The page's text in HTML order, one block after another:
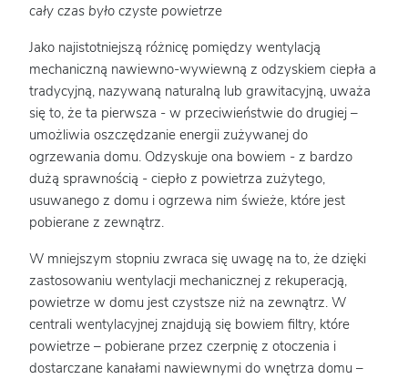
cały czas było czyste powietrze
Jako najistotniejszą różnicę pomiędzy wentylacją
mechaniczną nawiewno-wywiewną z odzyskiem ciepła a
tradycyjną, nazywaną naturalną lub grawitacyjną, uważa
się to, że ta pierwsza - w przeciwieństwie do drugiej –
umożliwia oszczędzanie energii zużywanej do
ogrzewania domu. Odzyskuje ona bowiem - z bardzo
dużą sprawnością - ciepło z powietrza zużytego,
usuwanego z domu i ogrzewa nim świeże, które jest
pobierane z zewnątrz.
W mniejszym stopniu zwraca się uwagę na to, że dzięki
zastosowaniu wentylacji mechanicznej z rekuperacją,
powietrze w domu jest czystsze niż na zewnątrz. W
centrali wentylacyjnej znajdują się bowiem filtry, które
powietrze – pobierane przez czerpnię z otoczenia i
dostarczane kanałami nawiewnymi do wnętrza domu –